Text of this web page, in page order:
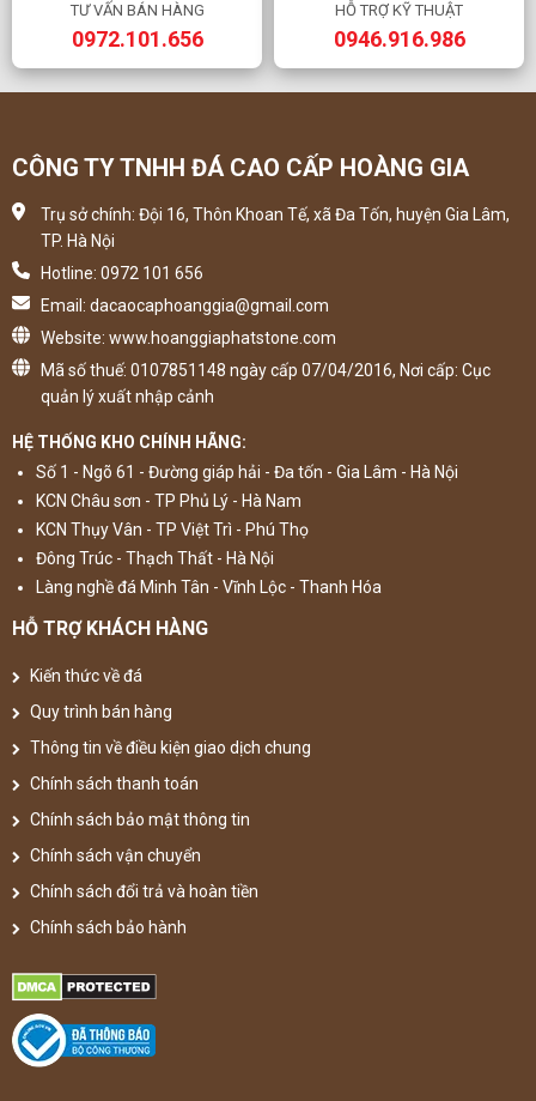
TƯ VẤN BÁN HÀNG
0972.101.656
HỖ TRỢ KỸ THUẬT
0946.916.986
CÔNG TY TNHH ĐÁ CAO CẤP HOÀNG GIA
Trụ sở chính: Đội 16, Thôn Khoan Tế, xã Đa Tốn, huyện Gia Lâm,
TP. Hà Nội
Hotline: 0972 101 656
Email: dacaocaphoanggia@gmail.com
Website: www.hoanggiaphatstone.com
Mã số thuế: 0107851148 ngày cấp 07/04/2016, Nơi cấp: Cục
quản lý xuất nhập cảnh
HỆ THỐNG KHO CHÍNH HÃNG:
Số 1 - Ngõ 61 - Đường giáp hải - Đa tốn - Gia Lâm - Hà Nội
KCN Châu sơn - TP Phủ Lý - Hà Nam
KCN Thụy Vân - TP Việt Trì - Phú Thọ
Đông Trúc - Thạch Thất - Hà Nội
Làng nghề đá Minh Tân - Vĩnh Lộc - Thanh Hóa
HỖ TRỢ KHÁCH HÀNG
Kiến thức về đá
Quy trình bán hàng
Thông tin về điều kiện giao dịch chung
Chính sách thanh toán
Chính sách bảo mật thông tin
Chính sách vận chuyển
Chính sách đổi trả và hoàn tiền
Chính sách bảo hành